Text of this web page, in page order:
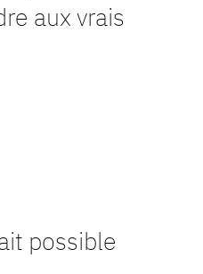
aux vrais
possible